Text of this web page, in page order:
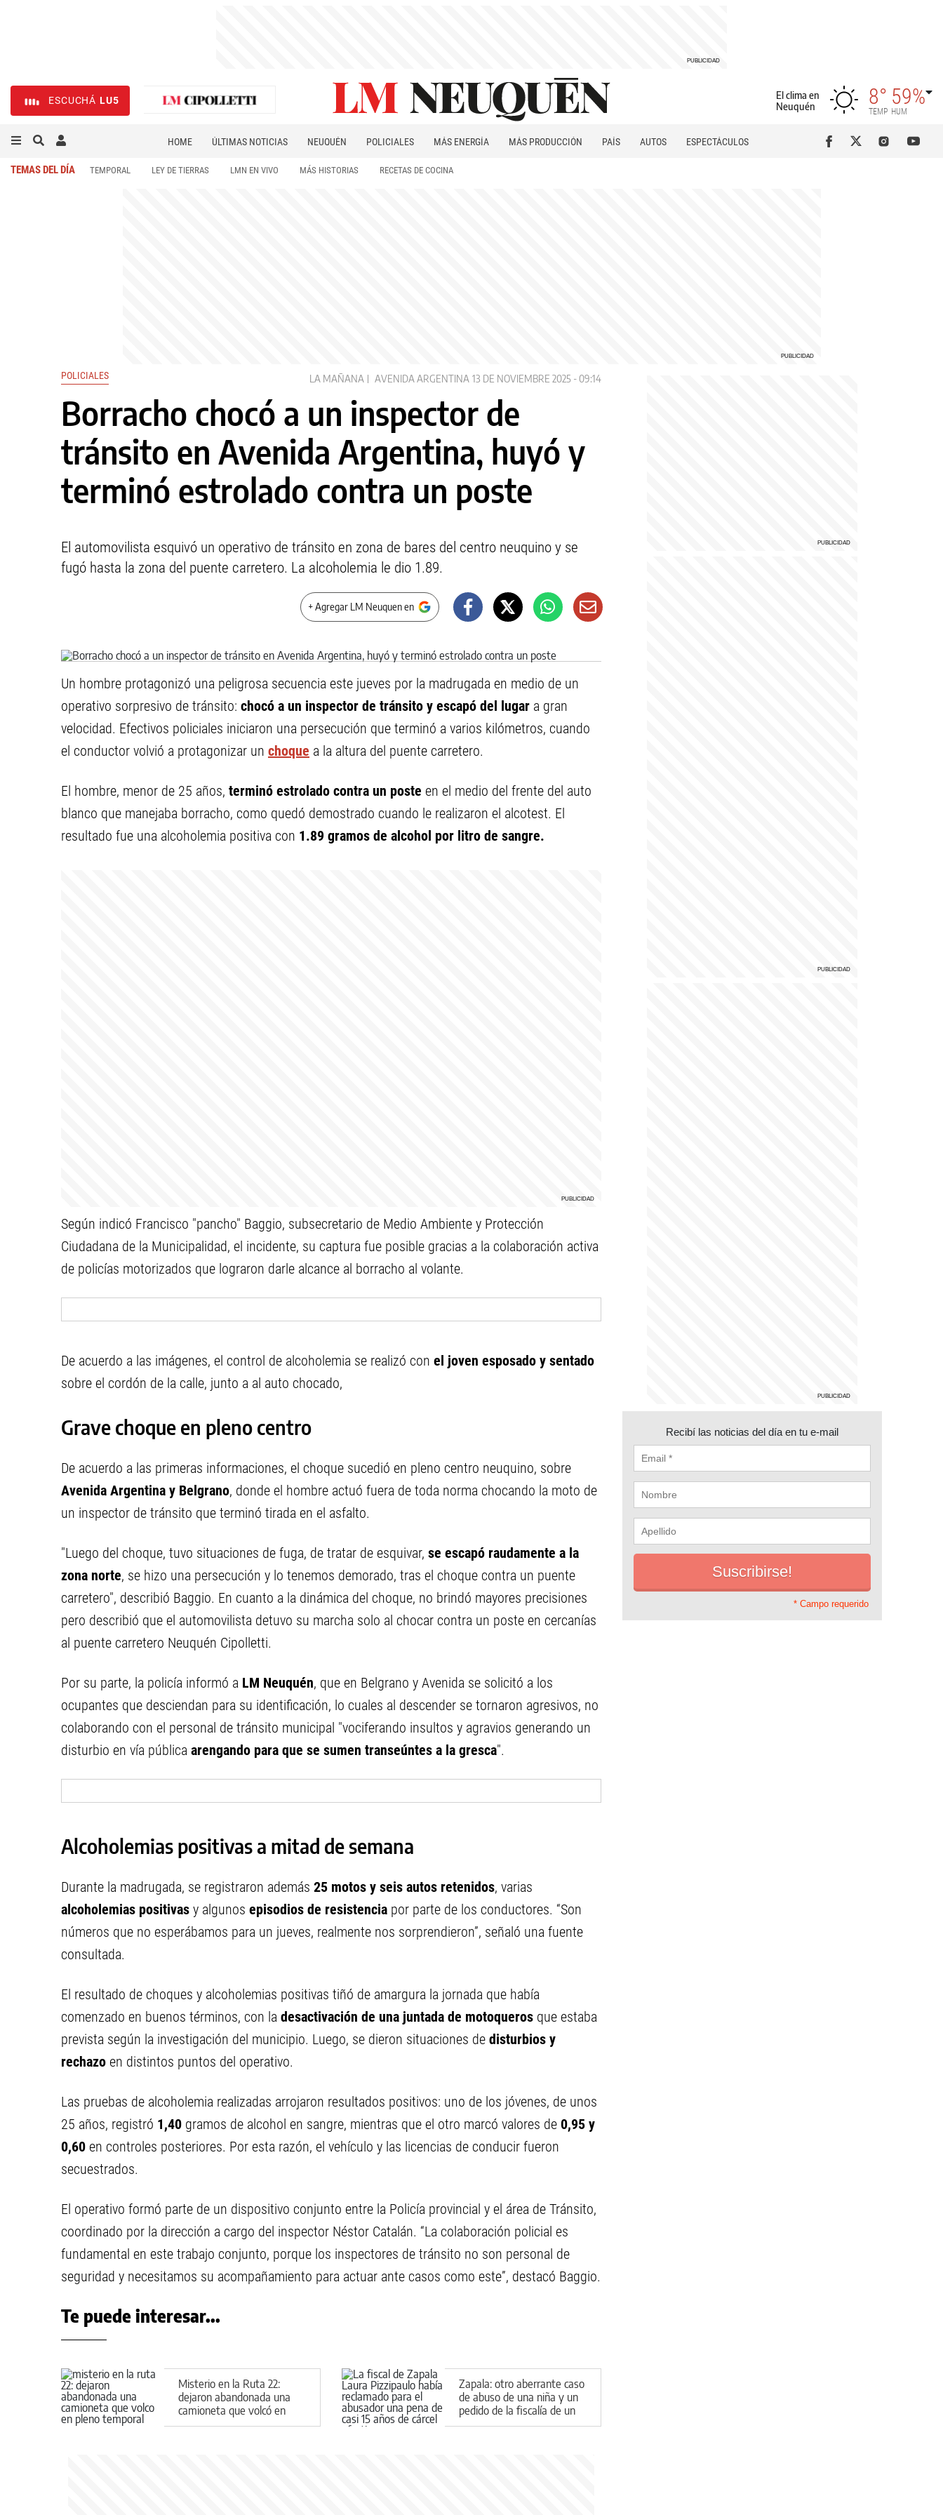
ESCUCHÁ LU5
El clima en
Neuquén
8°
TEMP
59%
HUM
HOME ÚLTIMAS NOTICIAS NEUQUÉN POLICIALES MÁS ENERGÍA MÁS PRODUCCIÓN PAÍS AUTOS
ESPECTÁCULOS
TEMAS DEL DÍA TEMPORAL LEY DE TIERRAS LMN EN VIVO MÁS HISTORIAS RECETAS DE COCINA
POLICIALES LA MAÑANA AVENIDA ARGENTINA 13 DE NOVIEMBRE 2025 - 09:14
Borracho chocó a un inspector de
tránsito en Avenida Argentina, huyó y
terminó estrolado contra un poste
El automovilista esquivó un operativo de tránsito en zona de bares del centro neuquino y se
fugó hasta la zona del puente carretero. La alcoholemia le dio 1.89.
+ Agregar LM Neuquen en
Un hombre protagonizó una peligrosa secuencia este jueves por la madrugada en medio de un
operativo sorpresivo de tránsito: chocó a un inspector de tránsito y escapó del lugar a gran
velocidad. Efectivos policiales iniciaron una persecución que terminó a varios kilómetros, cuando
el conductor volvió a protagonizar un choque a la altura del puente carretero.
El hombre, menor de 25 años, terminó estrolado contra un poste en el medio del frente del auto
blanco que manejaba borracho, como quedó demostrado cuando le realizaron el alcotest. El
resultado fue una alcoholemia positiva con 1.89 gramos de alcohol por litro de sangre.
Según indicó Francisco "pancho" Baggio, subsecretario de Medio Ambiente y Protección
Ciudadana de la Municipalidad, el incidente, su captura fue posible gracias a la colaboración activa
de policías motorizados que lograron darle alcance al borracho al volante.
De acuerdo a las imágenes, el control de alcoholemia se realizó con el joven esposado y sentado
sobre el cordón de la calle, junto a al auto chocado,
Grave choque en pleno centro
De acuerdo a las primeras informaciones, el choque sucedió en pleno centro neuquino, sobre
Avenida Argentina y Belgrano, donde el hombre actuó fuera de toda norma chocando la moto de
un inspector de tránsito que terminó tirada en el asfalto.
"Luego del choque, tuvo situaciones de fuga, de tratar de esquivar, se escapó raudamente a la
zona norte, se hizo una persecución y lo tenemos demorado, tras el choque contra un puente
carretero", describió Baggio. En cuanto a la dinámica del choque, no brindó mayores precisiones
pero describió que el automovilista detuvo su marcha solo al chocar contra un poste en cercanías
al puente carretero Neuquén Cipolletti.
Por su parte, la policía informó a LM Neuquén, que en Belgrano y Avenida se solicitó a los
ocupantes que desciendan para su identificación, lo cuales al descender se tornaron agresivos, no
colaborando con el personal de tránsito municipal "vociferando insultos y agravios generando un
disturbio en vía pública arengando para que se sumen transeúntes a la gresca".
Alcoholemias positivas a mitad de semana
Durante la madrugada, se registraron además 25 motos y seis autos retenidos, varias
alcoholemias positivas y algunos episodios de resistencia por parte de los conductores. “Son
números que no esperábamos para un jueves, realmente nos sorprendieron”, señaló una fuente
consultada.
El resultado de choques y alcoholemias positivas tiñó de amargura la jornada que había
comenzado en buenos términos, con la desactivación de una juntada de motoqueros que estaba
prevista según la investigación del municipio. Luego, se dieron situaciones de disturbios y
rechazo en distintos puntos del operativo.
Las pruebas de alcoholemia realizadas arrojaron resultados positivos: uno de los jóvenes, de unos
25 años, registró 1,40 gramos de alcohol en sangre, mientras que el otro marcó valores de 0,95 y
0,60 en controles posteriores. Por esta razón, el vehículo y las licencias de conducir fueron
secuestrados.
El operativo formó parte de un dispositivo conjunto entre la Policía provincial y el área de Tránsito,
coordinado por la dirección a cargo del inspector Néstor Catalán. “La colaboración policial es
fundamental en este trabajo conjunto, porque los inspectores de tránsito no son personal de
seguridad y necesitamos su acompañamiento para actuar ante casos como este”, destacó Baggio.
Te puede interesar...
Misterio en la Ruta 22:
dejaron abandonada una
camioneta que volcó en
pleno temporal
Zapala: otro aberrante caso
de abuso de una niña y un
pedido de la fiscalía de un
castigo contundente
Recibí las noticias del día en tu e-mail
* Campo requerido